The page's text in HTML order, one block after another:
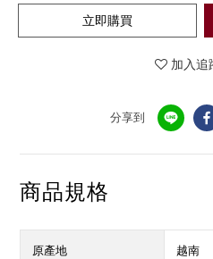
立即購買
加入追
分享到
商品規格
原產地 越南